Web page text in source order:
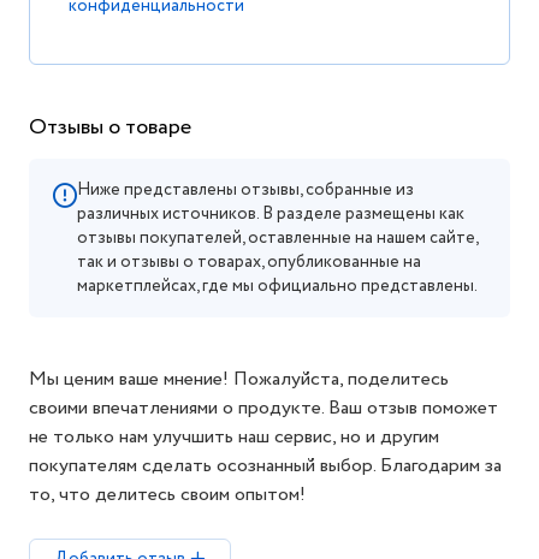
конфиденциальности
Отзывы о товаре
Ниже представлены отзывы, собранные из
различных источников. В разделе размещены как
отзывы покупателей, оставленные на нашем сайте,
так и отзывы о товарах, опубликованные на
маркетплейсах, где мы официально представлены.
Мы ценим ваше мнение! Пожалуйста, поделитесь
своими впечатлениями о продукте. Ваш отзыв поможет
не только нам улучшить наш сервис, но и другим
покупателям сделать осознанный выбор. Благодарим за
то, что делитесь своим опытом!